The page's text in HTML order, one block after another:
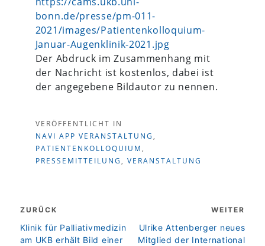
bonn.de/presse/pm-011-
2021/images/Patientenkolloquium-
Januar-Augenklinik-2021.jpg
Der Abdruck im Zusammenhang mit
der Nachricht ist kostenlos, dabei ist
der angegebene Bildautor zu nennen.
VERÖFFENTLICHT IN
NAVI APP VERANSTALTUNG ,
PATIENTENKOLLOQUIUM ,
PRESSEMITTEILUNG , VERANSTALTUNG
ZURÜCK
zurück
Klinik für Palliativmedizin
am UKB erhält Bild einer
WEITER
weiter
Ulrike Attenberger neues
Mitglied der International